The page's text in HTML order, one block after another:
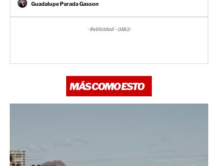
Guadalupe Parada Gasson
- Publicidad - (MR3)
MÁS COMO ESTO